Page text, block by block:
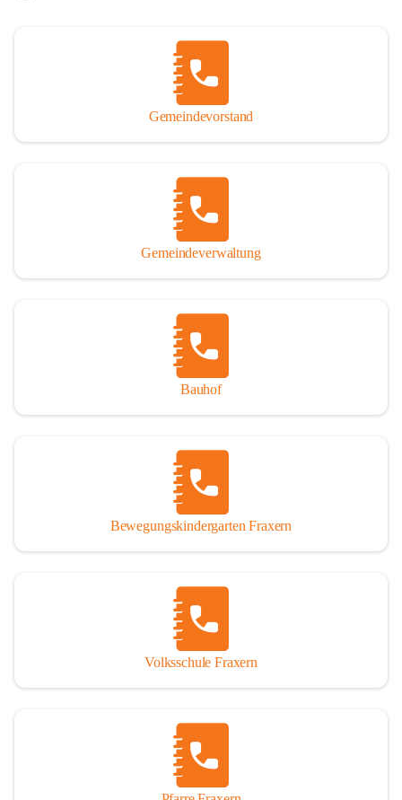
Gemeindevorstand
Gemeindeverwaltung
Bauhof
Bewegungskindergarten Fraxern
Volksschule Fraxern